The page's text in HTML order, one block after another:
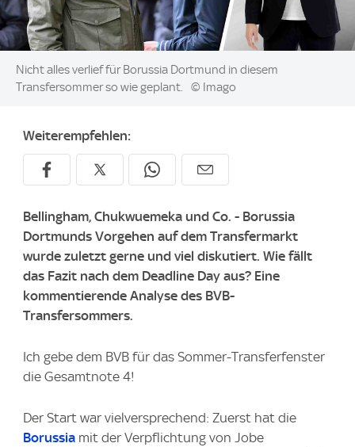
Image:
Nicht alles verlief für Borussia Dortmund in diesem
Transfersommer so wie geplant.
© Imago
Weiterempfehlen:
Bellingham, Chukwuemeka und Co. - Borussia
Dortmunds Vorgehen auf dem Transfermarkt
wurde zuletzt gerne und viel diskutiert. Wie fällt
das Fazit nach dem Deadline Day aus? Eine
kommentierende Analyse des BVB-
Transfersommers.
Ich gebe dem BVB für das Sommer-Transferfenster
die Gesamtnote 4!
Der Start war vielversprechend: Zuerst hat die
Borussia mit der Verpflichtung von Jobe